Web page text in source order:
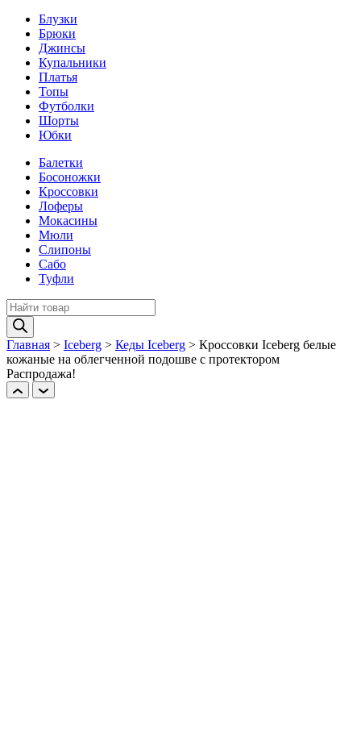
Блузки
Брюки
Джинсы
Купальники
Платья
Топы
Футболки
Шорты
Юбки
Балетки
Босоножки
Кроссовки
Лоферы
Мокасины
Мюли
Слипоны
Сабо
Туфли
Поиск
товаров
Главная > Iceberg > Кеды Iceberg > Кроссовки Iceberg белые
кожаные на облегченной подошве с протектором
Распродажа!